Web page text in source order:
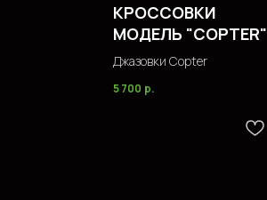
КРОССОВКИ
МОДЕЛЬ "COPTER"
Джазовки Copter
5 700 р.